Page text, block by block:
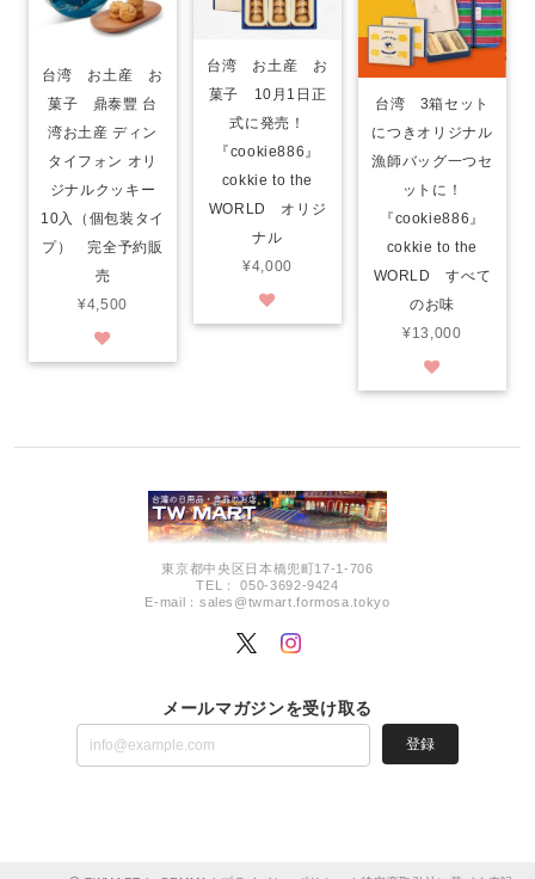
台湾 お土産 お
菓子 鼎泰豐 台
湾お土産 ディン
タイフォン オリ
ジナルクッキー
10入（個包装タイ
プ） 完全予約販
売
¥4,500
台湾 お土産 お
菓子 10月1日正
式に発売！
『cookie886』
cokkie to the
WORLD オリジ
ナル
¥4,000
台湾 3箱セット
につきオリジナル
漁師バッグ一つセ
ットに！
『cookie886』
cokkie to the
WORLD すべて
のお味
¥13,000
東京都中央区日本橋兜町17-1-706
TEL： 050-3692-9424
E-mail： sales@twmart.formosa.tokyo
メールマガジンを受け取る
登録